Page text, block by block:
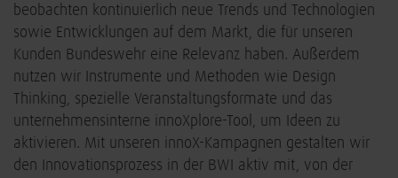
beobachten kontinuierlich neue Trends und Technologien
sowie Entwicklungen auf dem Markt, die für unseren
Kunden Bundeswehr eine Relevanz haben. Außerdem
nutzen wir Instrumente und Methoden wie Design
Thinking, spezielle Veranstaltungsformate und das
unternehmensinterne innoXplore-Tool, um Ideen zu
aktivieren. Mit unseren innoX-Kampagnen gestalten wir
den Innovationsprozess in der BWI aktiv mit, von der